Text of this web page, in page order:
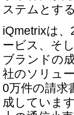
ステムとす
iQmetrixは
ービス、そ
ブランドの
社のソリュ
0万件の請求
成していま